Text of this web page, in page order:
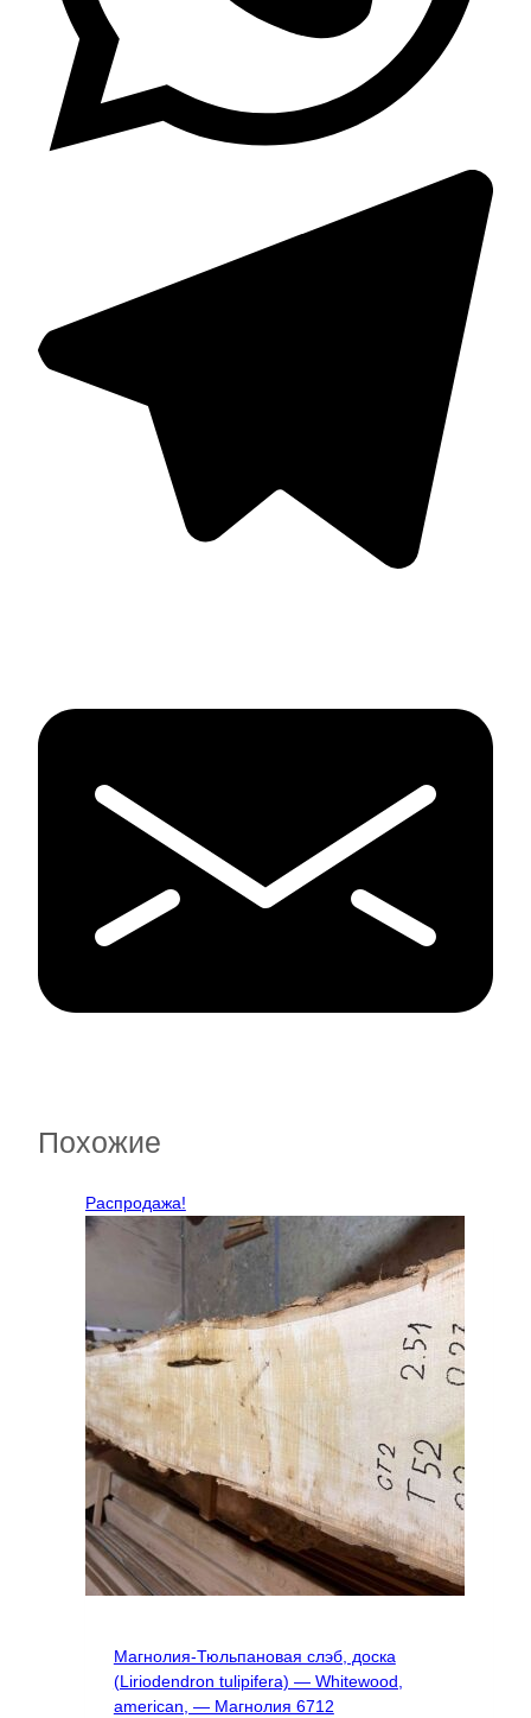
Похожие
Распродажа!
Магнолия-Тюльпановая слэб, доска
(Liriodendron tulipifera) — Whitewood,
american, — Магнолия 6712